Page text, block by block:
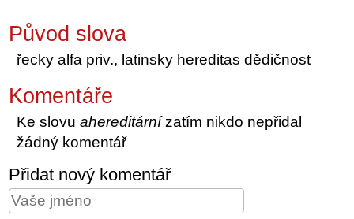
Původ slova
řecky alfa priv., latinsky hereditas dědičnost
Komentáře
Ke slovuahereditárnízatím nikdo nepřidal
žádný komentář
Přidat nový komentář